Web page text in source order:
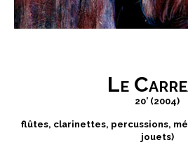
Le
20’ (2004)
flûtes, clarinettes, percussions,
jouets)